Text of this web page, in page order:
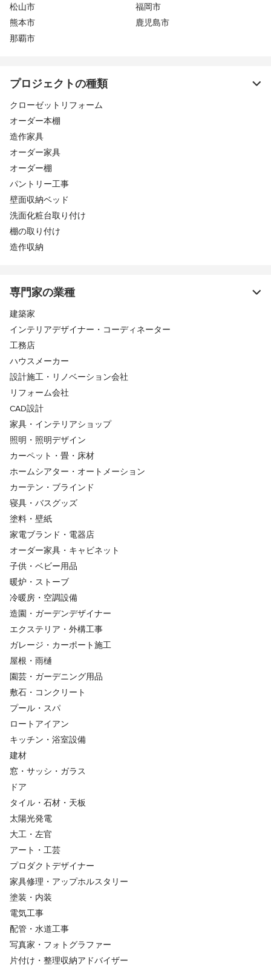
松山市
福岡市
熊本市
鹿児島市
那覇市
プロジェクトの種類
クローゼットリフォーム
オーダー本棚
造作家具
オーダー家具
オーダー棚
パントリー工事
壁面収納ベッド
洗面化粧台取り付け
棚の取り付け
造作収納
専門家の業種
建築家
インテリアデザイナー・コーディネーター
工務店
ハウスメーカー
設計施工・リノベーション会社
リフォーム会社
CAD設計
家具・インテリアショップ
照明・照明デザイン
カーペット・畳・床材
ホームシアター・オートメーション
カーテン・ブラインド
寝具・バスグッズ
塗料・壁紙
家電ブランド・電器店
オーダー家具・キャビネット
子供・ベビー用品
暖炉・ストーブ
冷暖房・空調設備
造園・ガーデンデザイナー
エクステリア・外構工事
ガレージ・カーポート施工
屋根・雨樋
園芸・ガーデニング用品
敷石・コンクリート
プール・スパ
ロートアイアン
キッチン・浴室設備
建材
窓・サッシ・ガラス
ドア
タイル・石材・天板
太陽光発電
大工・左官
アート・工芸
プロダクトデザイナー
家具修理・アップホルスタリー
塗装・内装
電気工事
配管・水道工事
写真家・フォトグラファー
片付け・整理収納アドバイザー